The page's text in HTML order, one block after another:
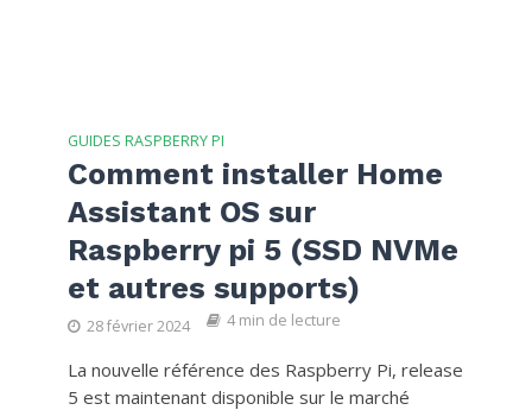
GUIDES RASPBERRY PI
Comment installer Home
Assistant OS sur
Raspberry pi 5 (SSD NVMe
et autres supports)
28 février 2024 4 min de lecture
La nouvelle référence des Raspberry Pi, release
5 est maintenant disponible sur le marché